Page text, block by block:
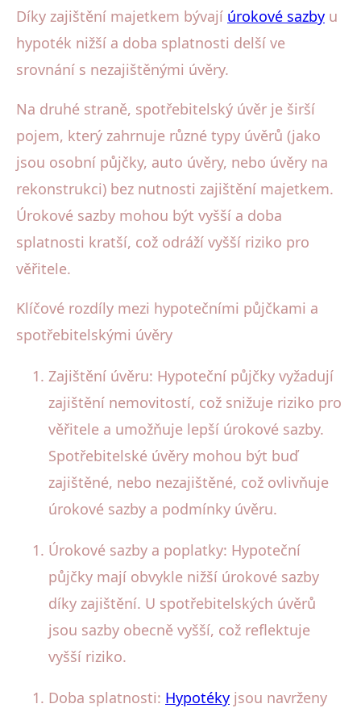
Díky zajištění majetkem bývají úrokové sazby u
hypoték nižší a doba splatnosti delší ve
srovnání s nezajištěnými úvěry.
Na druhé straně, spotřebitelský úvěr je širší
pojem, který zahrnuje různé typy úvěrů (jako
jsou osobní půjčky, auto úvěry, nebo úvěry na
rekonstrukci) bez nutnosti zajištění majetkem.
Úrokové sazby mohou být vyšší a doba
splatnosti kratší, což odráží vyšší riziko pro
věřitele.
Klíčové rozdíly mezi hypotečními půjčkami a
spotřebitelskými úvěry
Zajištění úvěru: Hypoteční půjčky vyžadují
zajištění nemovitostí, což snižuje riziko pro
věřitele a umožňuje lepší úrokové sazby.
Spotřebitelské úvěry mohou být buď
zajištěné, nebo nezajištěné, což ovlivňuje
úrokové sazby a podmínky úvěru.
Úrokové sazby a poplatky: Hypoteční
půjčky mají obvykle nižší úrokové sazby
díky zajištění. U spotřebitelských úvěrů
jsou sazby obecně vyšší, což reflektuje
vyšší riziko.
Doba splatnosti: Hypotéky jsou navrženy